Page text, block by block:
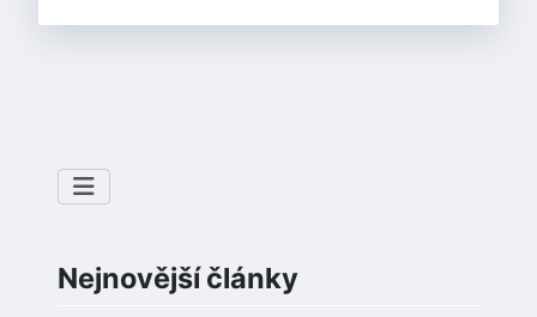
Nejnovější články